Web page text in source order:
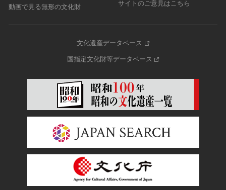
動画で見る無形の文化財 サイトのご意見はこちら
文化遺産データベース
国指定文化財等データベース